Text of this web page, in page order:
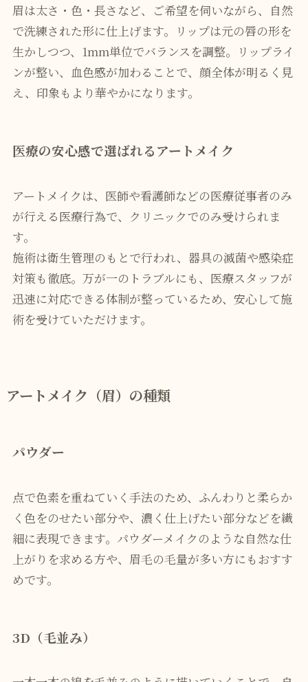
眉は太さ・色・長さなど、ご希望を伺いながら、自然
で洗練された形に仕上げます。リップは元の唇の形を
生かしつつ、1mm単位でバランスを調整。リップライ
ンが整い、血色感が加わることで、顔全体が明るく見
え、印象もより華やかになります。
医療の安心感で選ばれるアートメイク
アートメイクは、医師や看護師などの医療従事者のみ
が行える医療行為で、クリニックでのみ受けられま
す。
施術は衛生管理のもとで行われ、器具の滅菌や感染症
対策も徹底。万が一のトラブルにも、医療スタッフが
迅速に対応できる体制が整っているため、安心して施
術を受けていただけます。
アートメイク（眉）の種類
パウダー
点で色素を重ねていく手法のため、ふんわりと柔らか
く色をのせたい部分や、濃く仕上げたい部分などを繊
細に表現できます。パウダーメイクのような自然な仕
上がりを求める方や、眉毛の毛量が多い方にもおすす
めです。
3D（毛並み）